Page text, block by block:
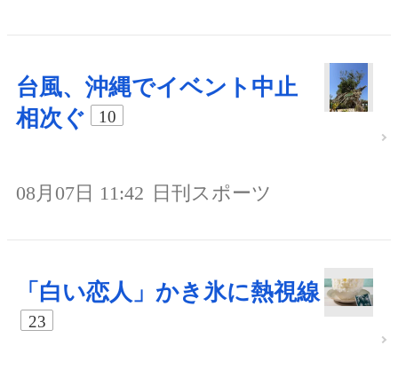
台風、沖縄でイベント中止
相次ぐ
10
08月07日 11:42 日刊スポーツ
「白い恋人」かき氷に熱視線
23